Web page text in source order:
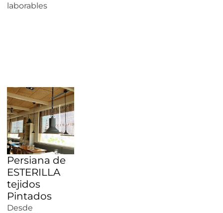
laborables
Persiana de
ESTERILLA
tejidos
Pintados
Desde